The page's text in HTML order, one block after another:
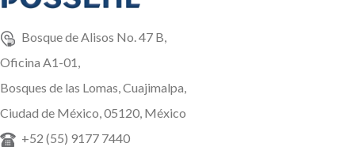
Bosque de Alisos No. 47 B,
Oficina A1-01,
Bosques de las Lomas, Cuajimalpa,
Ciudad de México, 05120, México
+52 (55) 9177 7440